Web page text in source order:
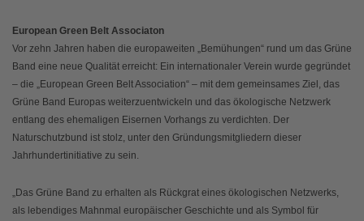
European Green Belt Associaton
Vor zehn Jahren haben die europaweiten „Bemühungen“ rund um das Grüne
Band eine neue Qualität erreicht: Ein internationaler Verein wurde gegründet
– die „European Green Belt Association“ – mit dem gemeinsames Ziel, das
Grüne Band Europas weiterzuentwickeln und das ökologische Netzwerk
entlang des ehemaligen Eisernen Vorhangs zu verdichten. Der
Naturschutzbund ist stolz, unter den Gründungsmitgliedern dieser
Jahrhundertinitiative zu sein.
„Das Grüne Band zu erhalten als Rückgrat eines ökologischen Netzwerks,
als lebendiges Mahnmal europäischer Geschichte und als Symbol für